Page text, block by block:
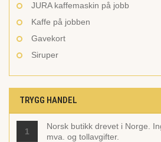
JURA kaffemaskin på jobb
Kaffe på jobben
Gavekort
Siruper
TRYGG HANDEL
1
Norsk butikk drevet i Norge.
mva. og tollavgifter.